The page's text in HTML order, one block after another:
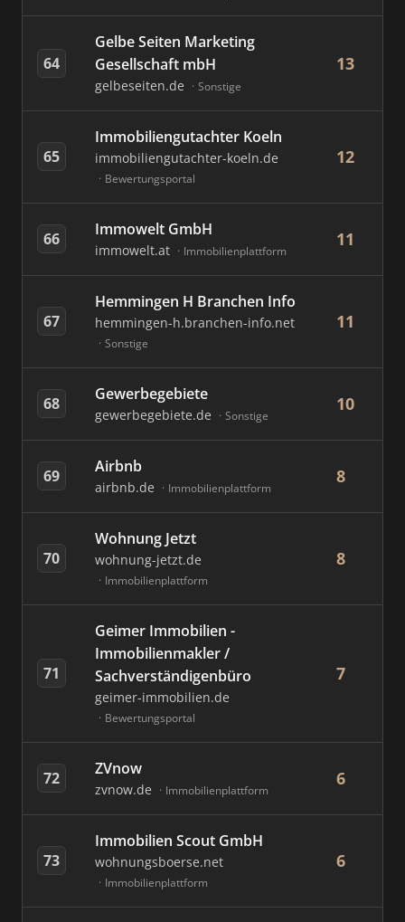
64
Gelbe Seiten Marketing
Gesellschaft mbH
gelbeseiten.de Sonstige
13
65
Immobiliengutachter Koeln
immobiliengutachter-koeln.de
Bewertungsportal
12
66 Immowelt GmbH
immowelt.at Immobilienplattform
11
67
Hemmingen H Branchen Info
hemmingen-h.branchen-info.net
Sonstige
11
68 Gewerbegebiete
gewerbegebiete.de Sonstige
10
69 Airbnb
airbnb.de Immobilienplattform
8
70
Wohnung Jetzt
wohnung-jetzt.de
Immobilienplattform
8
71
Geimer Immobilien -
Immobilienmakler /
Sachverständigenbüro
geimer-immobilien.de
Bewertungsportal
7
72 ZVnow
zvnow.de Immobilienplattform
6
73
Immobilien Scout GmbH
wohnungsboerse.net
Immobilienplattform
6